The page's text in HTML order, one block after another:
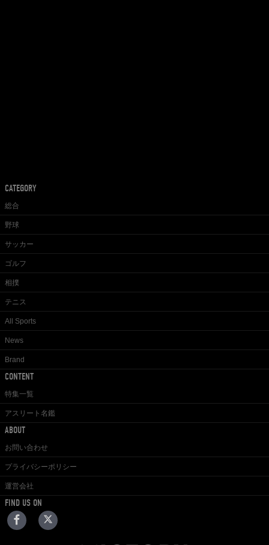
CATEGORY
総合
野球
サッカー
ゴルフ
相撲
テニス
All Sports
News
Brand
CONTENT
特集一覧
アスリート名鑑
ABOUT
お問い合わせ
プライバシーポリシー
運営会社
FIND US ON